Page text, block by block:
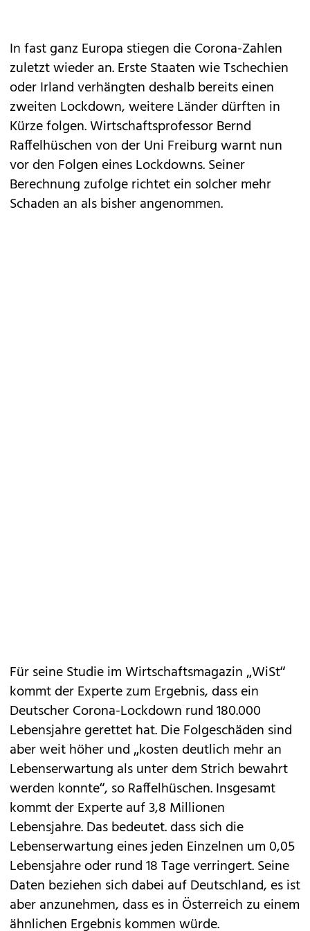
In fast ganz Europa stiegen die Corona-Zahlen
zuletzt wieder an. Erste Staaten wie Tschechien
oder Irland verhängten deshalb bereits einen
zweiten Lockdown, weitere Länder dürften in
Kürze folgen. Wirtschaftsprofessor Bernd
Raffelhüschen von der Uni Freiburg warnt nun
vor den Folgen eines Lockdowns. Seiner
Berechnung zufolge richtet ein solcher mehr
Schaden an als bisher angenommen.
Für seine Studie im Wirtschaftsmagazin „WiSt“
kommt der Experte zum Ergebnis, dass ein
Deutscher Corona-Lockdown rund 180.000
Lebensjahre gerettet hat. Die Folgeschäden sind
aber weit höher und „kosten deutlich mehr an
Lebenserwartung als unter dem Strich bewahrt
werden konnte“, so Raffelhüschen. Insgesamt
kommt der Experte auf 3,8 Millionen
Lebensjahre. Das bedeutet. dass sich die
Lebenserwartung eines jeden Einzelnen um 0,05
Lebensjahre oder rund 18 Tage verringert. Seine
Daten beziehen sich dabei auf Deutschland, es ist
aber anzunehmen, dass es in Österreich zu einem
ähnlichen Ergebnis kommen würde.